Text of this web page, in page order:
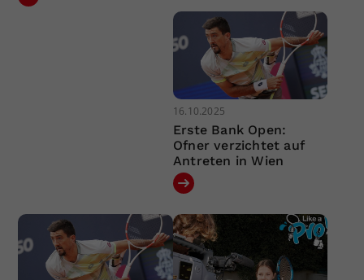
16.10.2025
Erste Bank Open:
Ofner verzichtet auf
Antreten in Wien